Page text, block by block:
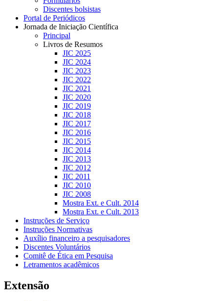
Discentes bolsistas
Portal de Periódicos
Jornada de Iniciação Científica
Principal
Livros de Resumos
JIC 2025
JIC 2024
JIC 2023
JIC 2022
JIC 2021
JIC 2020
JIC 2019
JIC 2018
JIC 2017
JIC 2016
JIC 2015
JIC 2014
JIC 2013
JIC 2012
JIC 2011
JIC 2010
JIC 2008
Mostra Ext. e Cult. 2014
Mostra Ext. e Cult. 2013
Instruções de Serviço
Instruções Normativas
Auxílio financeiro a pesquisadores
Discentes Voluntários
Comitê de Ética em Pesquisa
Letramentos acadêmicos
Extensão